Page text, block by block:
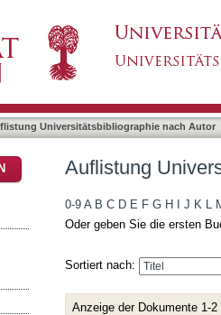
Universitätsbibliographie nach Autor
Auflistung
0-9 A B C D E F G H J K L
Oder geben Sie die ersten
Sortiert nach:
Anzeige der Dokumente 1-2